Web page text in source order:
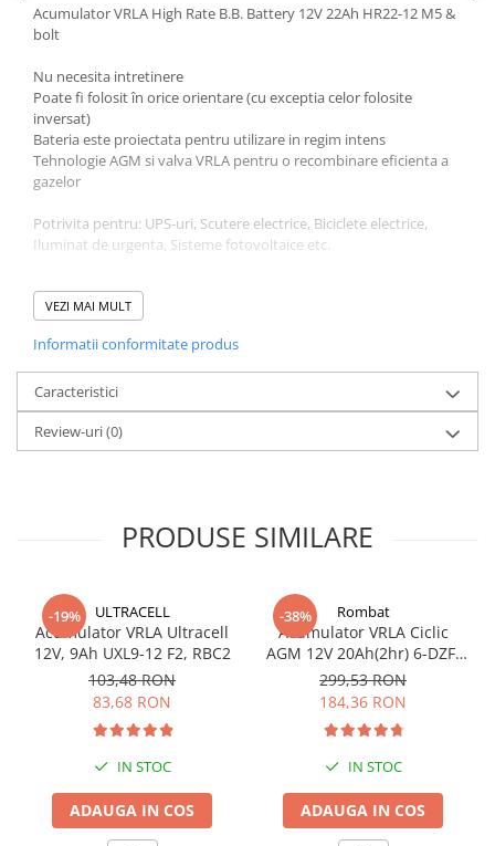
Acumulator VRLA High Rate B.B. Battery 12V 22Ah HR22-12 M5 &
bolt
Nu necesita intretinere
Poate fi folosit în orice orientare (cu exceptia celor folosite
inversat)
Bateria este proiectata pentru utilizare in regim intens
Tehnologie AGM si valva VRLA pentru o recombinare eficienta a
gazelor
Potrivita pentru: UPS-uri, Scutere electrice, Biciclete electrice,
Iluminat de urgenta, Sisteme fotovoltaice etc.
Cod HR22-12
Tensiune nominala 12V
Durata medie de viata 5-8 ani
Rezistenta interna 9 mΩ
Curent maxim descarcare 300A
Curent maxim incarcare 6A
Tip Terminale B1
Carcasa din material ABS 94
Greutate 6500g
VEZI MAI MULT
Informatii conformitate produs
Caracteristici
Review-uri(0)
PRODUSE SIMILARE
-19% ULTRACELL
Acumulator VRLA Ultracell
12V, 9Ah UXL9-12 F2, RBC2
103,48 RON
83,68 RON
IN STOC
ADAUGA IN COS
-38% Rombat
Acumulator VRLA Ciclic
AGM 12V 20Ah(2hr) 6-DZF-
20 / 6-DZM-20 pentru
biciclete electrice
299,53 RON
184,36 RON
IN STOC
ADAUGA IN COS